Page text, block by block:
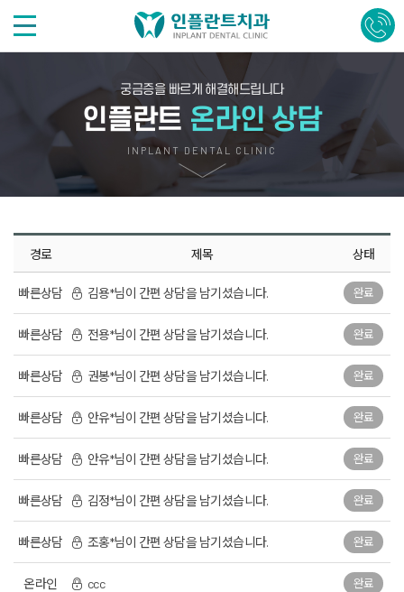
궁금증을 빠르게 해결해드립니다
인플란트 온라인 상담
INPLANT DENTAL CLINIC
경로 제목 상태
빠른상담 김용*님이 간편 상담을 남기셨습니다. 완료
빠른상담 전용*님이 간편 상담을 남기셨습니다. 완료
빠른상담 권봉*님이 간편 상담을 남기셨습니다. 완료
빠른상담 안유*님이 간편 상담을 남기셨습니다. 완료
빠른상담 안유*님이 간편 상담을 남기셨습니다. 완료
빠른상담 김정*님이 간편 상담을 남기셨습니다. 완료
빠른상담 조홍*님이 간편 상담을 남기셨습니다. 완료
온라인 ccc 완료